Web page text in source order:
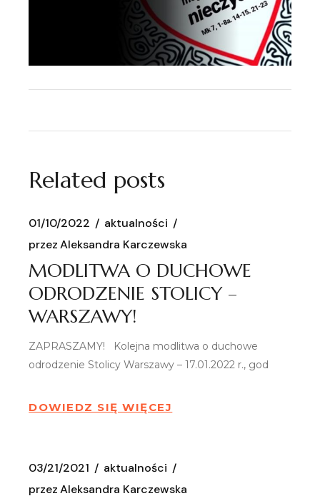
Related posts
01/10/2022
aktualności
przez Aleksandra Karczewska
MODLITWA O DUCHOWE
ODRODZENIE STOLICY –
WARSZAWY!
ZAPRASZAMY! Kolejna modlitwa o duchowe
odrodzenie Stolicy Warszawy – 17.01.2022 r., god
DOWIEDZ SIĘ WIĘCEJ
03/21/2021
aktualności
przez Aleksandra Karczewska